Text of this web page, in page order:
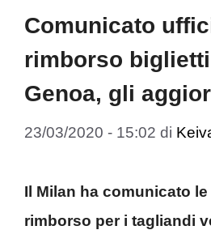
Comunicato
rimborso
Genoa, gli
23/03/2020 - 15:02 di
Il Milan ha comunicato
rimborso per i tagliandi